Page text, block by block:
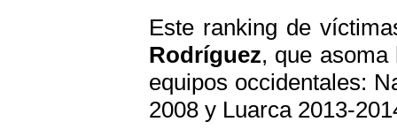
Este ranking de
Rodríguez, que asoma
equipos occidentales:
2008 y Luarca 2013-